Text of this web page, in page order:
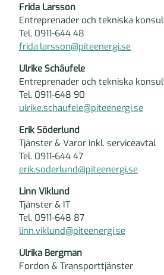
Frida Larsson
Entreprenader och tekniska
Tel. 0911-644 48
frida.larsson@piteenergi.se
Ulrike Schäufele
Entreprenader och tekniska
Tel. 0911-648 90
ulrike.schaufele@piteenergi.se
Erik Söderlund
Tjänster & Varor inkl. serviceavtal
Tel. 0911-644 47
erik.soderlund@piteenergi.se
Linn Viklund
Tjänster & IT
Tel. 0911-648 87
linn.viklund@piteenergi.se
Ulrika Bergman
Fordon & Transporttjänster